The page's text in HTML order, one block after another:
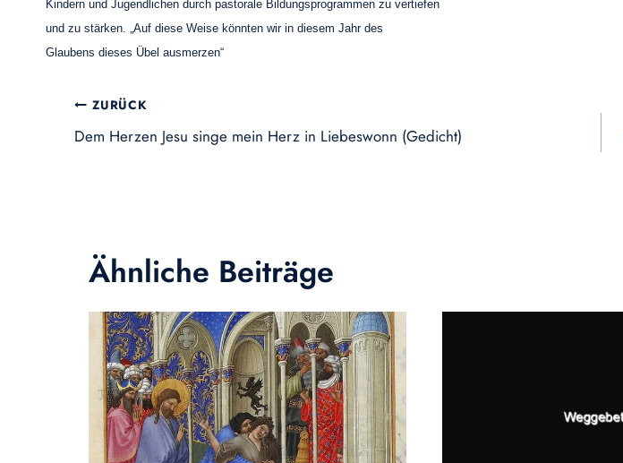
Kindern und Jugendlichen durch pastorale Bildungsprogrammen zu vertiefen
und zu stärken. „Auf diese Weise könnten wir in diesem Jahr des
Glaubens dieses Übel ausmerzen“
Beitragsnavigation
ZURÜCK
Dem Herzen Jesu singe mein Herz in Liebeswonn (Gedicht)
Ähnliche Beiträge